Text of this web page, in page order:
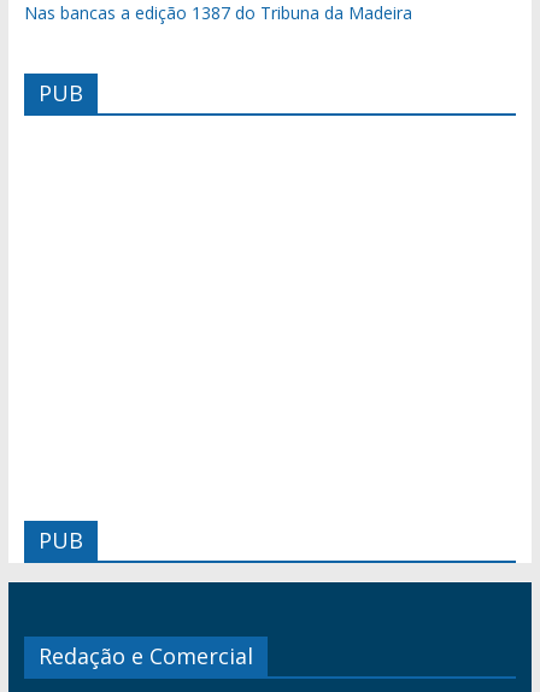
Nas bancas a edição 1387 do Tribuna da Madeira
PUB
PUB
Redação e Comercial